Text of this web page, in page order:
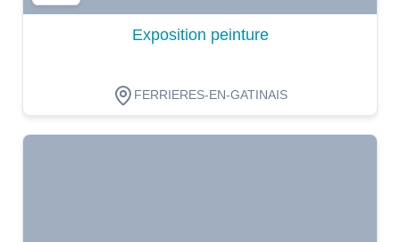
Exposition peinture
FERRIERES-EN-GATINAIS